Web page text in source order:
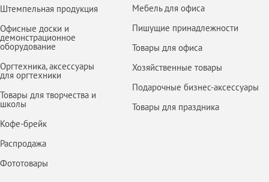
Штемпельная продукция
Офисные доски и
демонстрационное
оборудование
Оргтехника, аксессуары
для оргтехники
Товары для творчества и
школы
Кофе-брейк
Распродажа
Фототовары
Мебель для офиса
Пишущие принадлежности
Товары для офиса
Хозяйственные товары
Подарочные бизнес-аксессуары
Товары для праздника